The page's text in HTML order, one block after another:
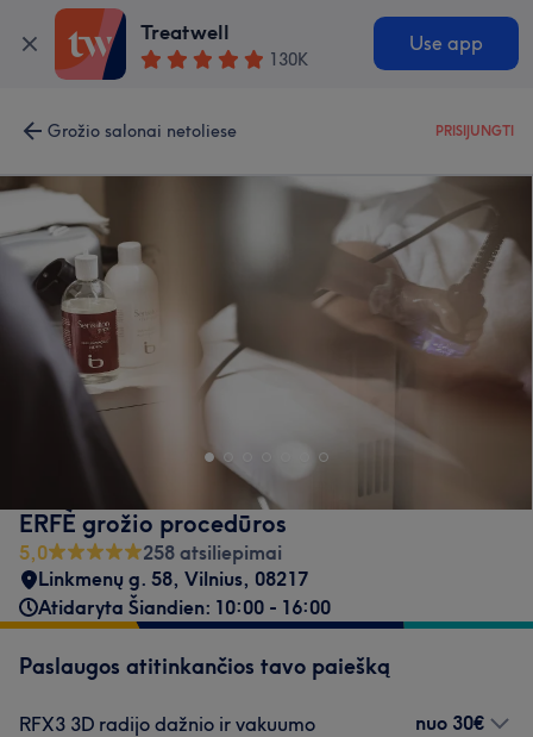
Treatwell
130K
Use app
Grožio salonai netoliese PRISIJUNGTI
ERFÈ grožio procedūros
5,0
258 atsiliepimai
Linkmenų g. 58, Vilnius, 08217
Atidaryta Šiandien: 10:00 - 16:00
Paslaugos atitinkančios tavo paiešką
RFX3 3D radijo dažnio ir vakuumo
nuo 30€